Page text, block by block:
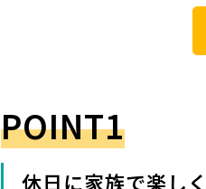
POINT1
休日に家族で楽し